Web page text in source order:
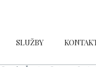
SLUŽBY